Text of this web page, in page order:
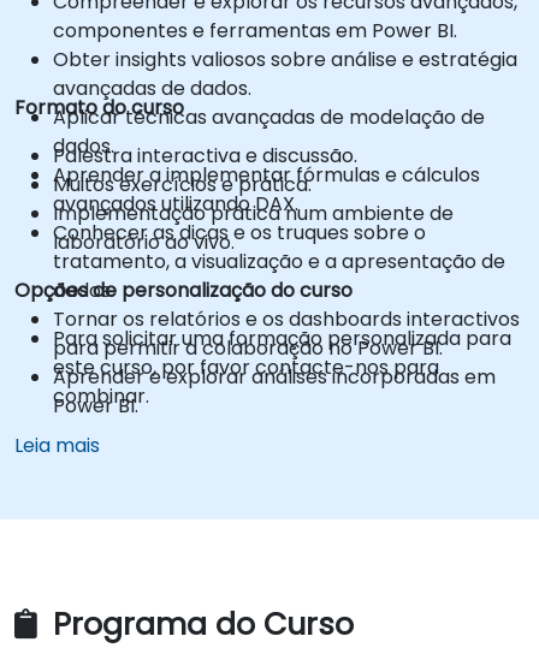
componentes e ferramentas em Power BI.
Obter insights valiosos sobre análise e estratégia
avançadas de dados.
Aplicar técnicas avançadas de modelação de
dados.
Aprender a implementar fórmulas e cálculos
avançados utilizando DAX.
Conhecer as dicas e os truques sobre o
tratamento, a visualização e a apresentação de
dados.
Tornar os relatórios e os dashboards interactivos
para permitir a colaboração no Power BI.
Aprender e explorar análises incorporadas em
Power BI.
Formato do curso
Palestra interactiva e discussão.
Muitos exercícios e prática.
Implementação prática num ambiente de
laboratório ao vivo.
Opções de personalização do curso
Para solicitar uma formação personalizada para
este curso, por favor contacte-nos para
combinar.
Leia mais
Programa do Curso